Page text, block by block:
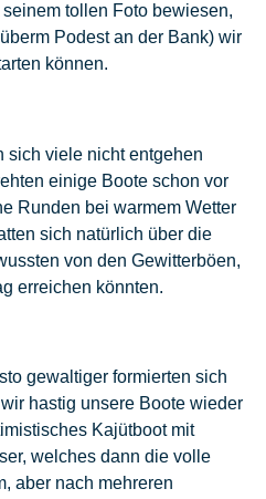
tollen Foto bewiesen,
Podest an der Bank) wir
können.
sich viele nicht entgehen
einige Boote schon vor
Runden bei warmem Wetter
sich natürlich über die
von den Gewitterböen,
erreichen könnten.
gewaltiger formierten sich
hastig unsere Boote wieder
Kajütboot mit
welches dann die volle
aber nach mehreren